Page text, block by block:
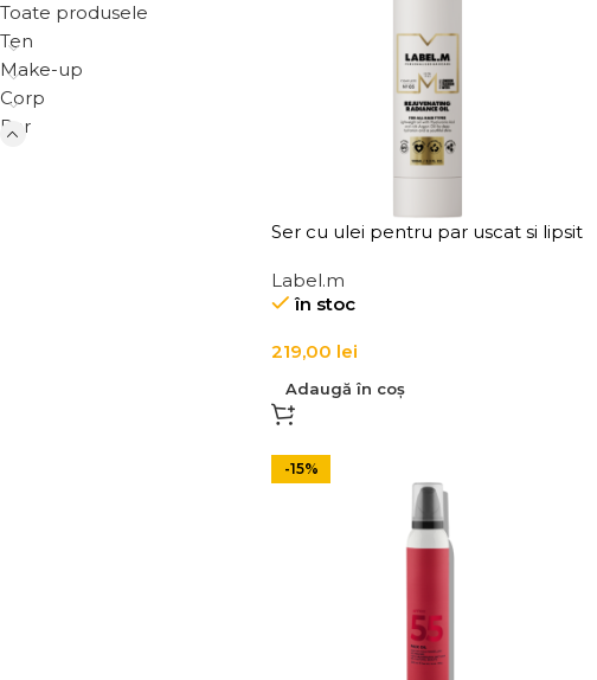
Toate produsele
Ten
Make-up
Corp
Par
Ser cu ulei pentru par uscat si lipsit
Rejuvenating Radiance Oil
Label.m
în stoc
219,00 lei
Adaugă în coș
-15%